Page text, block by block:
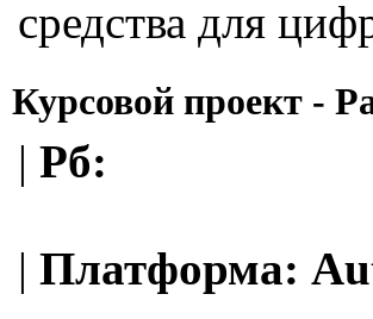
средства для
Курсовой проект -
| Рб:
| Платформа: